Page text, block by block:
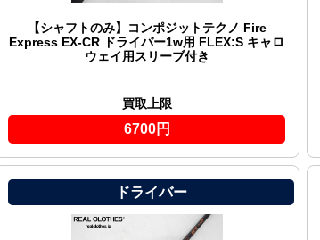
【シャフトのみ】コンポジットテクノ Fire
Express EX-CR ドライバー1w用 FLEX:S キャロ
ウェイ用スリーブ付き
買取上限
6700円
ドライバー